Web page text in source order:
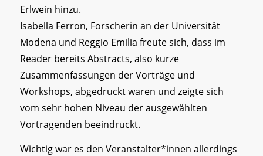
Erlwein hinzu.
Isabella Ferron, Forscherin an der Universität
Modena und Reggio Emilia freute sich, dass im
Reader bereits Abstracts, also kurze
Zusammenfassungen der Vorträge und
Workshops, abgedruckt waren und zeigte sich
vom sehr hohen Niveau der ausgewählten
Vortragenden beeindruckt.
Wichtig war es den Veranstalter*innen allerdings